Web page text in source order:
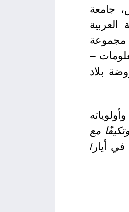
جامعة
مجموعة
–
بلاد
مع
أيار/